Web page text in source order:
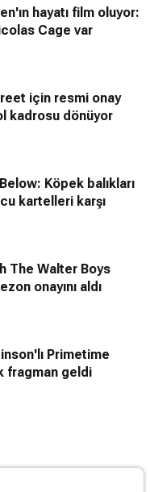
hayatı film oluyor:
Cage var
için resmi onay
kadrosu dönüyor
Köpek balıkları
kartelleri karşı
The Walter Boys
onayını aldı
Primetime
fragman geldi